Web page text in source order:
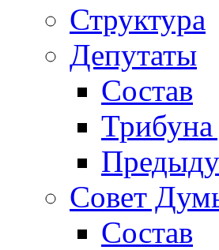
Структура
Депутаты
Состав
Трибуна
Совет
Состав